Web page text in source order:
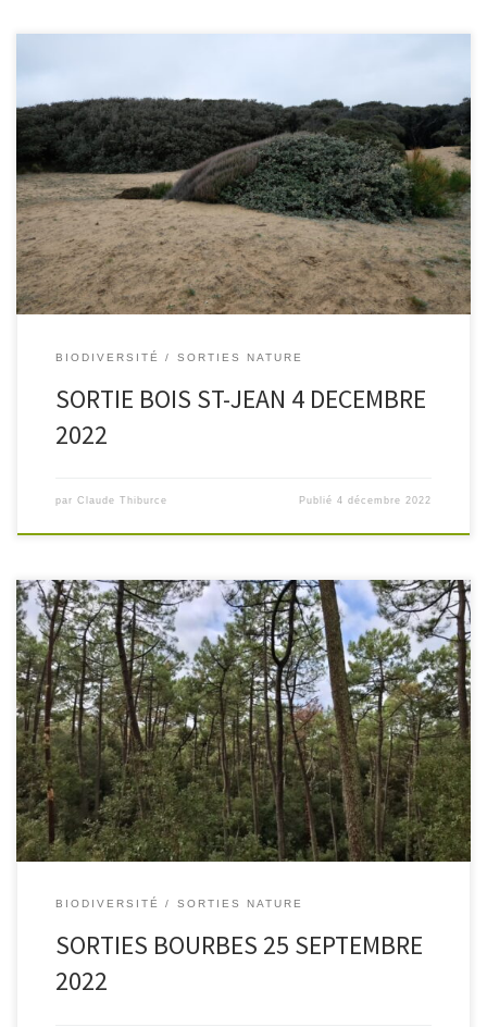
Le Bois Saint Jean est une relique de la grande forêt médiévale
qui s’étendait sur le littoral des Sables à Jard sur mer ,la « Sylvia
nigra ». En 1977 afin d’éviter la poursuite […]
BIODIVERSITÉ SORTIES NATURE
SORTIE BOIS ST-JEAN 4 DECEMBRE
2022
par Claude Thiburce Publié4 décembre 2022
Cette sortie organisée par l’APNO s’est déroulée dans le cadre des
semaines Climat-Air-Energie organisées par les Sables d’Olonne
Agglomération avec pour thème la séquestration du carbone dans
le milieu naturel sur l’un […]
BIODIVERSITÉ SORTIES NATURE
SORTIES BOURBES 25 SEPTEMBRE
2022